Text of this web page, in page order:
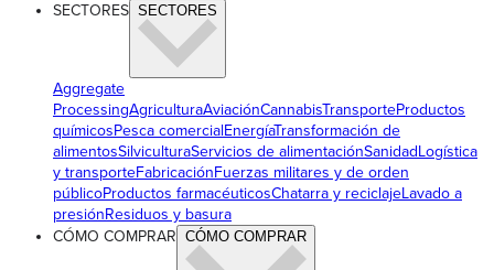
SECTORES SECTORES
Aggregate
ProcessingAgriculturaAviaciónCannabisTransporteProductos
químicosPesca comercialEnergíaTransformación de
alimentosSilviculturaServicios de alimentaciónSanidadLogística
y transporteFabricaciónFuerzas militares y de orden
públicoProductos farmacéuticosChatarra y reciclajeLavado a
presiónResiduos y basura
CÓMO COMPRAR CÓMO COMPRAR